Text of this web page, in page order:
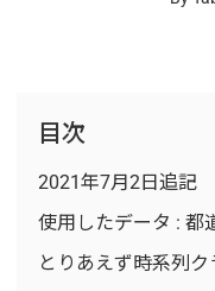
目次
2021年7月2日追記
使用したデータ : 都
とりあえず時系列